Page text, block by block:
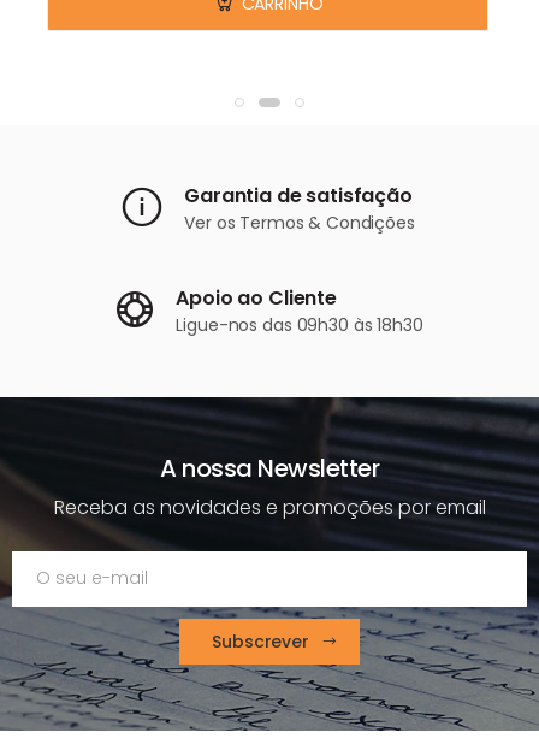
Garantia de satisfação
Ver os Termos & Condições
Apoio ao Cliente
Ligue-nos das 09h30 às 18h30
A nossa Newsletter
Receba as novidades e promoções por email
Subscrever